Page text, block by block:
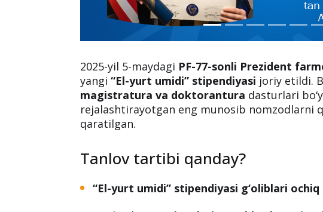
2025-yil 5-maydagi PF-77-sonli Prezident
yangi“El-yurt umidi” stipendiyasi joriy etildi.
magistratura va doktorantura dasturlari
rejalashtirayotgan eng munosib nomzodlarni
qaratilgan.
Tanlov tartibi qanday?
“El-yurt umidi” stipendiyasi g‘oliblari